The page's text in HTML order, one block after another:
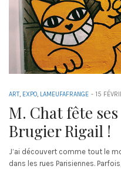
ART, EXPO, LAMEUFAFRANGE - 15
M. Chat fête
Brugier Rigail !
J’ai découvert comme tout le
dans les rues Parisiennes.